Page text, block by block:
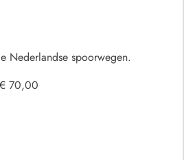
Nederlandse spoorwegen.
€ 70,00